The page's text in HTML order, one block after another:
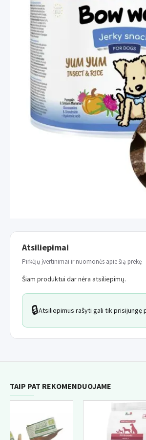
Atsiliepimai
Pirkėjų įvertinimai ir nuomonės apie šią prekę
Šiam produktui dar nėra atsiliepimų.
🔒Atsiliepimus rašyti gali tik prisijungę
TAIP PAT REKOMENDUOJAME